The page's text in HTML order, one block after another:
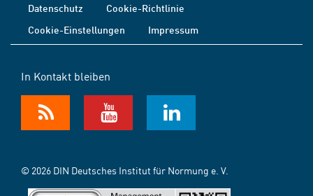
Datenschutz
Cookie-Richtlinie
Cookie-Einstellungen
Impressum
In Kontakt bleiben
© 2026 DIN Deutsches Institut für Normung e. V.